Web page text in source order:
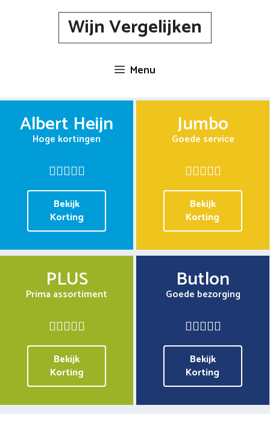
Wijn Vergelijken
Menu
Albert Heijn
Hoge kortingen
Bekijk
Korting
Jumbo
Goede service
Bekijk
Korting
PLUS
Prima assortiment
Bekijk
Korting
Butlon
Goede bezorging
Bekijk
Korting